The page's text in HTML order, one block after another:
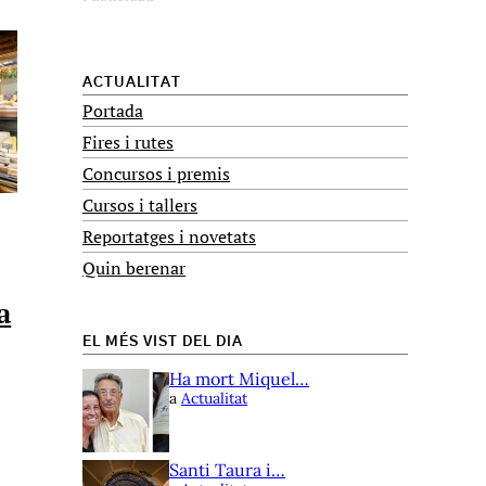
ACTUALITAT
Portada
Fires i rutes
Concursos i premis
Cursos i tallers
Reportatges i novetats
Quin berenar
EL MÉS VIST DEL DIA
Ha mort Miquel…
a Actualitat
Santi Taura i…